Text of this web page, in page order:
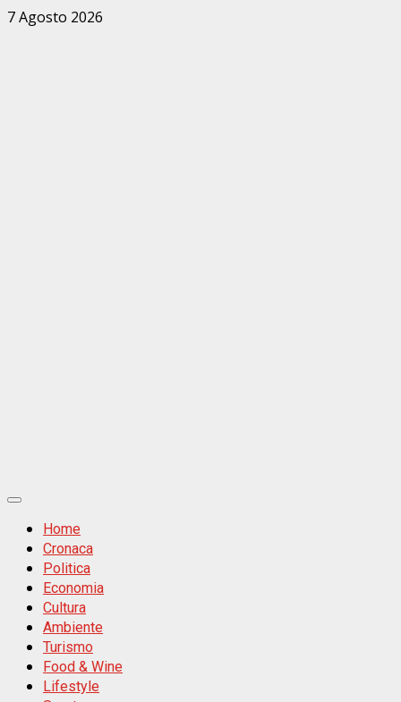
Zum
7 Agosto 2026
Primäres
MenüHome
Cronaca
Politica
Economia
Cultura
Ambiente
Turismo
Food & Wine
Lifestyle